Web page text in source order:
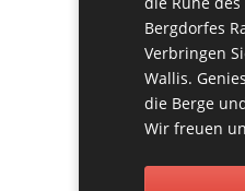
Bergdorfes
Verbringen
Wallis.
die Berge
Wir freuen